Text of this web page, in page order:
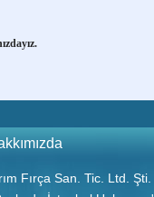
Fırça San. Tic. Ltd. Şti.